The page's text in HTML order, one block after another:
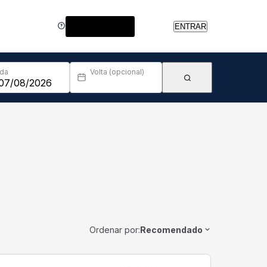
ENTRAR
Volta (opcional)
Ordenar por:Recomendado